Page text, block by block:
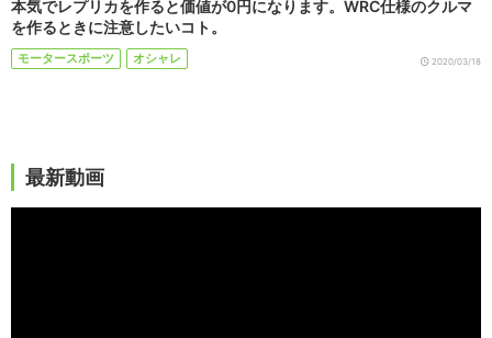
本気でレプリカを作ると価値が0円になります。WRC仕様のクルマ
を作るときに注意したいコト。
モータースポーツ オシャレ 2020/03/18
最新動画